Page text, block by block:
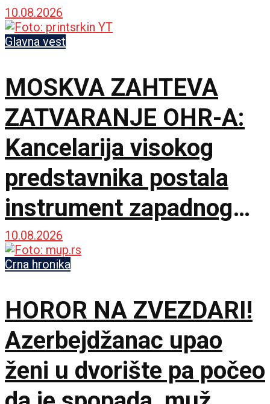
ukrstili rogove
10.08.2026
Glavna vest
MOSKVA ZAHTEVA
ZATVARANJE OHR-A:
Kancelarija visokog
predstavnika postala
instrument zapadnog
neokolonijalizma
10.08.2026
Crna hronika
HOROR NA ZVEZDARI!
Azerbejdžanac upao
ženi u dvorište pa počeo